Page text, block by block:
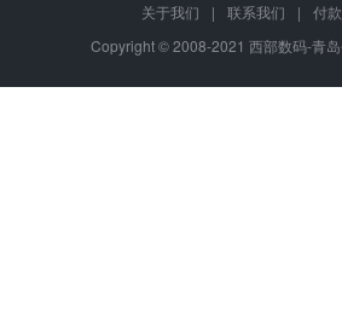
关于我们 | 联系我们 |
付
Copyright © 2008-2021 西部数码-青